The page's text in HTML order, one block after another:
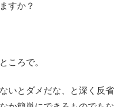
すか？
ころで。
いとダメだな、と深く反省